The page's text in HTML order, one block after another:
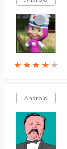
★ ★ ★ ★ ★
★ ★ ★ ★ ★
Android